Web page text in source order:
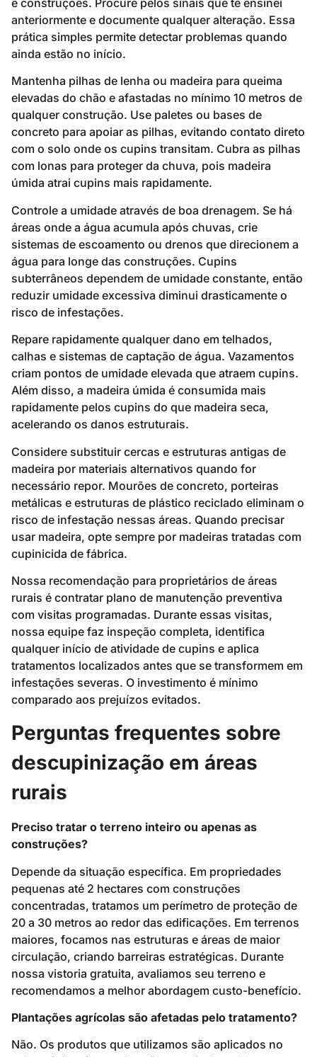
anteriormente e documente qualquer alteração. Essa
prática simples permite detectar problemas quando
ainda estão no início.
Mantenha pilhas de lenha ou madeira para queima
elevadas do chão e afastadas no mínimo 10 metros de
qualquer construção. Use paletes ou bases de
concreto para apoiar as pilhas, evitando contato direto
com o solo onde os cupins transitam. Cubra as pilhas
com lonas para proteger da chuva, pois madeira
úmida atrai cupins mais rapidamente.
Controle a umidade através de boa drenagem. Se há
áreas onde a água acumula após chuvas, crie
sistemas de escoamento ou drenos que direcionem a
água para longe das construções. Cupins
subterrâneos dependem de umidade constante, então
reduzir umidade excessiva diminui drasticamente o
risco de infestações.
Repare rapidamente qualquer dano em telhados,
calhas e sistemas de captação de água. Vazamentos
criam pontos de umidade elevada que atraem cupins.
Além disso, a madeira úmida é consumida mais
rapidamente pelos cupins do que madeira seca,
acelerando os danos estruturais.
Considere substituir cercas e estruturas antigas de
madeira por materiais alternativos quando for
necessário repor. Mourões de concreto, porteiras
metálicas e estruturas de plástico reciclado eliminam o
risco de infestação nessas áreas. Quando precisar
usar madeira, opte sempre por madeiras tratadas com
cupinicida de fábrica.
Nossa recomendação para proprietários de áreas
rurais é contratar plano de manutenção preventiva
com visitas programadas. Durante essas visitas,
nossa equipe faz inspeção completa, identifica
qualquer início de atividade de cupins e aplica
tratamentos localizados antes que se transformem em
infestações severas. O investimento é mínimo
comparado aos prejuízos evitados.
Perguntas frequentes sobre
descupinização em áreas
rurais
Preciso tratar o terreno inteiro ou apenas as
construções?
Depende da situação específica. Em propriedades
pequenas até 2 hectares com construções
concentradas, tratamos um perímetro de proteção de
20 a 30 metros ao redor das edificações. Em terrenos
maiores, focamos nas estruturas e áreas de maior
circulação, criando barreiras estratégicas. Durante
nossa vistoria gratuita, avaliamos seu terreno e
recomendamos a melhor abordagem custo-benefício.
Plantações agrícolas são afetadas pelo tratamento?
Não. Os produtos que utilizamos são aplicados no